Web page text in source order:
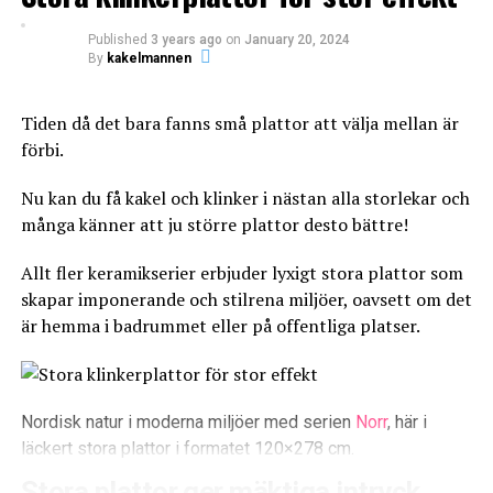
WTF BADRUM
aktivitet och en mycket hög service. Vi ska leva upp till
detta i varje möte, varje dag och fortsätta att utvecklas
nära marknaden och kunderna.
Egna varumärken
Tebo Byggtillbehör utvecklar och marknadsför
specialprodukter för professionella hantverkare inom
Published 3 years ago on January 20, 2024
By kakelmannen
Tiden då det bara fanns små plattor att välja mellan är
förbi.
Nu kan du få kakel och klinker i nästan alla storlekar och
många känner att ju större plattor desto bättre!
Allt fler keramikserier erbjuder lyxigt stora plattor som
skapar imponerande och stilrena miljöer, oavsett om det
är hemma i badrummet eller på offentliga platser.
Nordisk natur i moderna miljöer med serien Norr, här i
läckert stora plattor i formatet 120×278 cm.